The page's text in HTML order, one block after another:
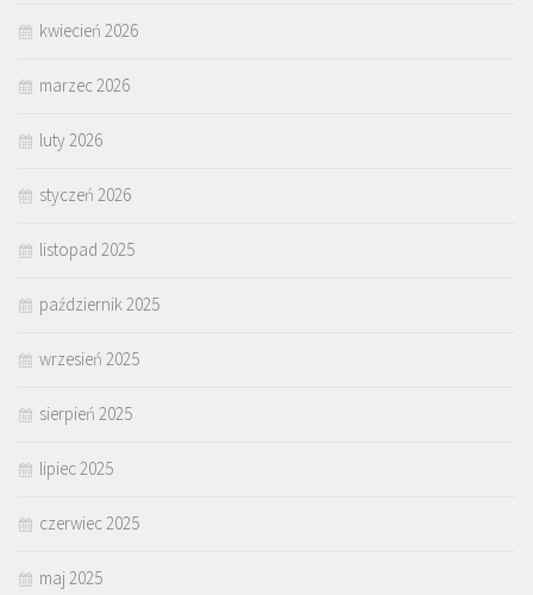
kwiecień 2026
marzec 2026
luty 2026
styczeń 2026
listopad 2025
październik 2025
wrzesień 2025
sierpień 2025
lipiec 2025
czerwiec 2025
maj 2025